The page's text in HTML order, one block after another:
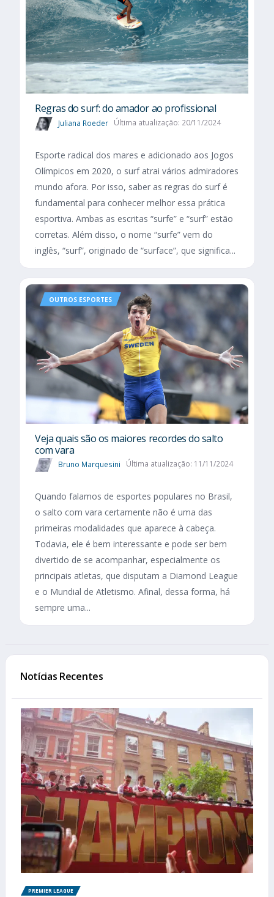
Regras do surf: do amador ao profissional
Juliana Roeder Última atualização: 20/11/2024
Esporte radical dos mares e adicionado aos Jogos
Olímpicos em 2020, o surf atrai vários admiradores
mundo afora. Por isso, saber as regras do surf é
fundamental para conhecer melhor essa prática
esportiva. Ambas as escritas “surfe” e “surf” estão
corretas. Além disso, o nome “surfe” vem do
inglês, “surf”, originado de “surface”, que significa...
OUTROS ESPORTES
Veja quais são os maiores recordes do salto
com vara
Bruno Marquesini Última atualização: 11/11/2024
Quando falamos de esportes populares no Brasil,
o salto com vara certamente não é uma das
primeiras modalidades que aparece à cabeça.
Todavia, ele é bem interessante e pode ser bem
divertido de se acompanhar, especialmente os
principais atletas, que disputam a Diamond League
e o Mundial de Atletismo. Afinal, dessa forma, há
sempre uma...
Notícias Recentes
PREMIER LEAGUE